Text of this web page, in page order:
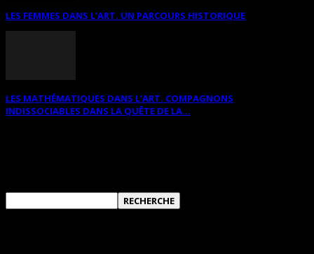
LES FEMMES DANS L’ART. UN PARCOURS HISTORIQUE
LES MATHÉMATIQUES DANS L’ART. COMPAGNONS
INDISSOCIABLES DANS LA QUÊTE DE LA...